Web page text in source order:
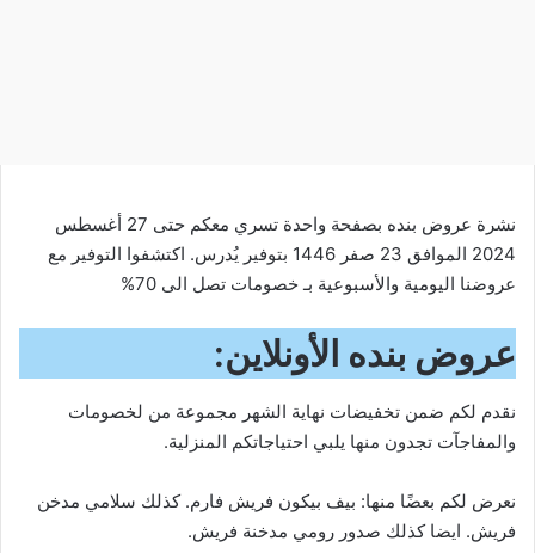
نشرة عروض بنده بصفحة واحدة تسري معكم حتى 27 أغسطس
2024 الموافق 23 صفر 1446 بتوفير يُدرس. اكتشفوا التوفير مع
عروضنا اليومية والأسبوعية بـ خصومات تصل الى 70%
عروض بنده الأونلاين:
نقدم لكم ضمن تخفيضات نهاية الشهر مجموعة من لخصومات
والمفاجآت تجدون منها يلبي احتياجاتكم المنزلية.
نعرض لكم بعضًا منها: بيف بيكون فريش فارم. كذلك سلامي مدخن
فريش. ايضا كذلك صدور رومي مدخنة فريش.